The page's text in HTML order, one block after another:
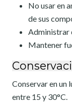
No usar en
de sus
Administrar
Mantener
Conservar en un
entre 15 y 30°C.